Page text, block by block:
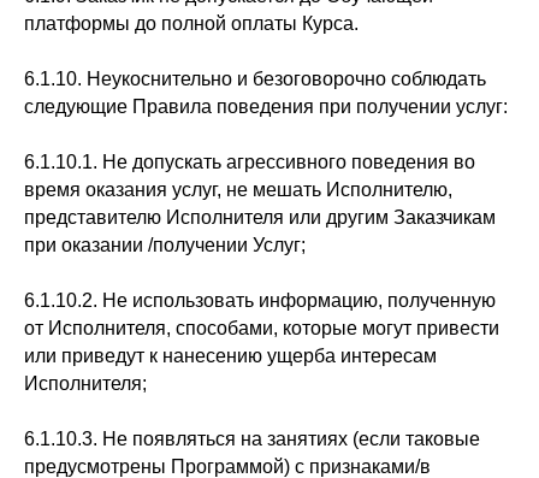
платформы до полной оплаты Курса.
6.1.10. Неукоснительно и безоговорочно соблюдать
следующие Правила поведения при получении услуг:
6.1.10.1. Не допускать агрессивного поведения во
время оказания услуг, не мешать Исполнителю,
представителю Исполнителя или другим Заказчикам
при оказании /получении Услуг;
6.1.10.2. Не использовать информацию, полученную
от Исполнителя, способами, которые могут привести
или приведут к нанесению ущерба интересам
Исполнителя;
6.1.10.3. Не появляться на занятиях (если таковые
предусмотрены Программой) с признаками/в